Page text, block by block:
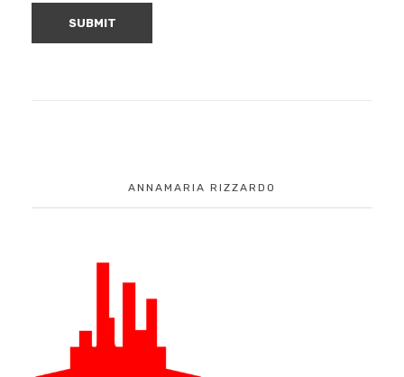
ANNAMARIA RIZZARDO